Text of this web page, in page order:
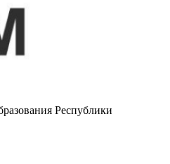
Республики